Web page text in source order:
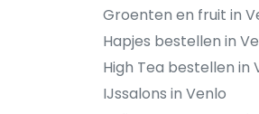
Groenten en fruit in
Hapjes bestellen in
High Tea bestellen in
IJssalons in Venlo